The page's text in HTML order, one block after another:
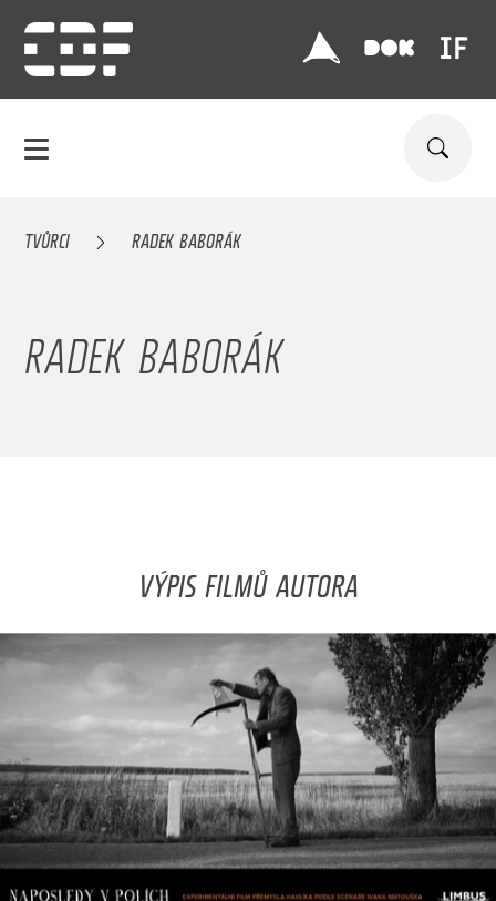
TVŮRCI RADEK BABORÁK
RADEK BABORÁK
VÝPIS FILMŮ AUTORA